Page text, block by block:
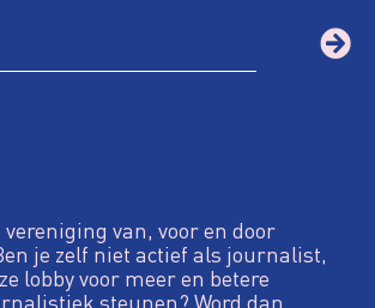
vereniging van, voor en door
je zelf niet actief als journalist,
lobby voor meer en betere
steunen? Word dan